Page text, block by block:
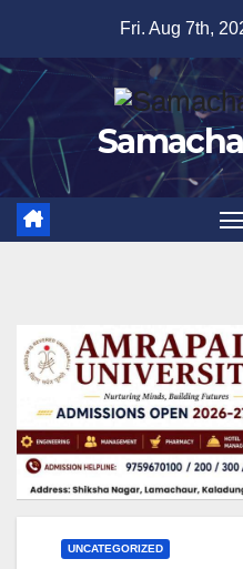
content
Fri. Aug 7th,
UNCATEGORIZED